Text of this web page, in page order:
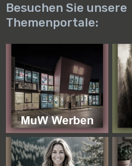
Besuchen Sie unsere
Themenportale: